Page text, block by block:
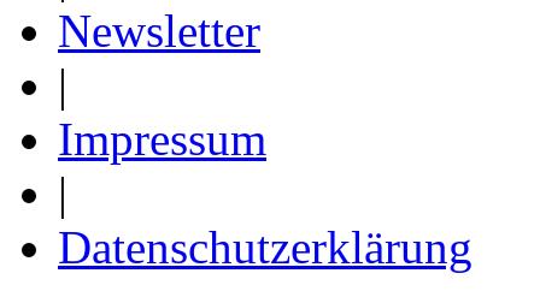
Newsletter
|
Impressum
|
Datenschutzerklärung